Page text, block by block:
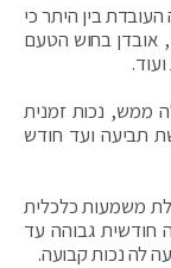
בין היתר כי
אובדן בחוש הטעם
ממש, נכות זמנית
הגשת תביעה ועד חודש
משמעות כלכלית
חודשית גבוהה עד
לה נכות קבועה.